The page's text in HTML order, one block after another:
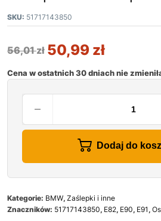
SKU: 51717143850
56,01zł 50,99 zł
Cena w ostatnich 30 dniach nie
Dodaj do
Kategorie: BMW, Zaślepki i inne
Znaczników: 51717143850, E82, E90, E91 ,